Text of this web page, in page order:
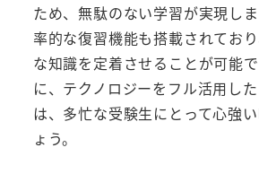
ため、無駄のない学習が実現し
率的な復習機能も搭載されてお
な知識を定着させることが可能
に、テクノロジーをフル活用し
は、多忙な受験生にとって心強
ょう。